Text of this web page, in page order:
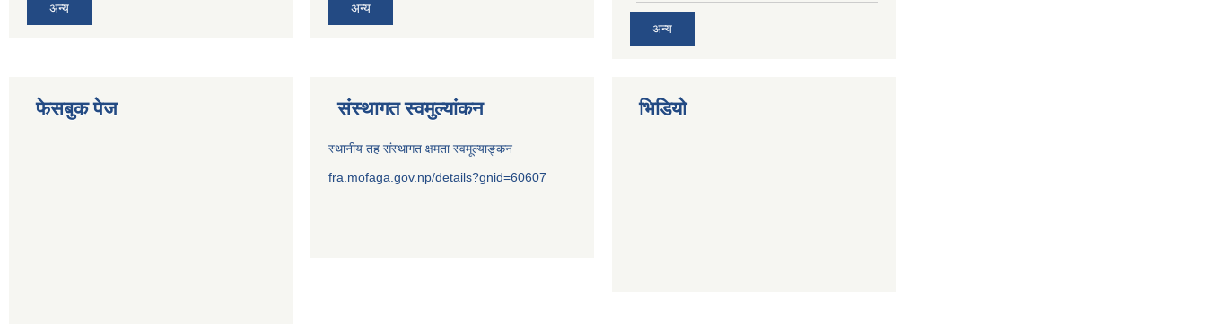
अन्य अन्य
अन्य
फेसबुक पेज संस्थागत स्वमुल्यांकन
स्थानीय तह संस्थागत क्षमता स्वमूल्याङ्कन
fra.mofaga.gov.np/details?gnid=60607
भिडियो